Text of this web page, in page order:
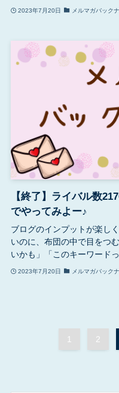
2023年7月20日 メルマガバック
【終了】ライバル数
でやってみよー♪
ブログのインプットが楽し
いのに、布団の中で目をつ
いかも」「このキーワード
2023年7月20日 メルマガバック
1 2